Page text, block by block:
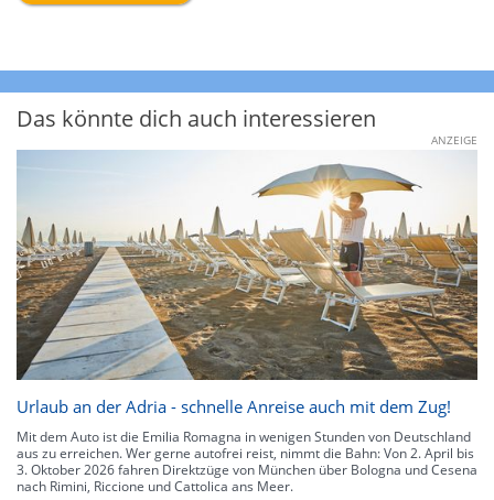
Das könnte dich auch interessieren
ANZEIGE
Urlaub an der Adria - schnelle Anreise auch mit dem Zug!
Mit dem Auto ist die Emilia Romagna in wenigen Stunden von Deutschland
aus zu erreichen. Wer gerne autofrei reist, nimmt die Bahn: Von 2. April bis
3. Oktober 2026 fahren Direktzüge von München über Bologna und Cesena
nach Rimini, Riccione und Cattolica ans Meer.